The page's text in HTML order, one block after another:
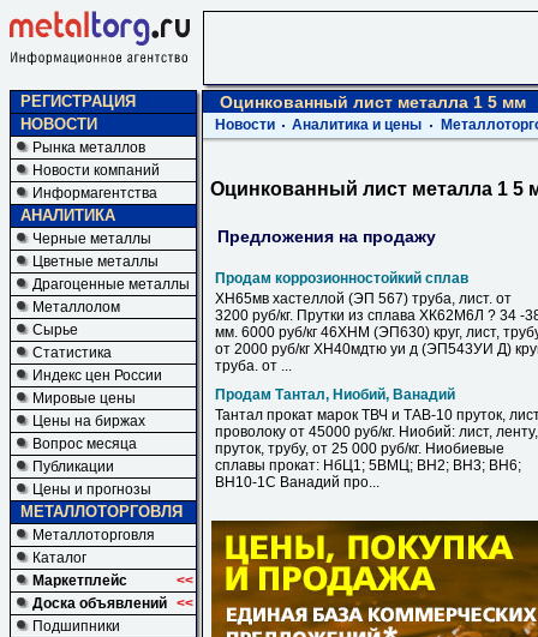
РЕГИСТРАЦИЯ
НОВОСТИ
Рынка металлов
Новости компаний
Информагентства
АНАЛИТИКА
Черные металлы
Цветные металлы
Драгоценные металлы
Металлолом
Сырье
Статистика
Индекс цен России
Мировые цены
Цены на биржах
Вопрос месяца
Публикации
Цены и прогнозы
МЕТАЛЛОТОРГОВЛЯ
Металлоторговля
Каталог
Маркетплейс
<<
Доска объявлений <<
Подшипники
Оцинкованный лист металла 1 5 мм
Новости Аналитика и цены
Оцинкованный лист металла 1 5
Предложения на продажу
Продам коррозионностойкий сплав
ХН65мв хастеллой (ЭП 567) труба, лист. от
3200 руб/кг. Прутки из сплава ХК62М6Л ? 34 -
мм. 6000 руб/кг 46ХНМ (ЭП630) круг, лист,
от 2000 руб/кг ХН40мдтю уи д (ЭП543УИ Д)
труба. от ...
Продам Тантал, Ниобий, Ванадий
Тантал прокат марок ТВЧ и ТАВ-10 пруток,
проволоку от 45000 руб/кг. Ниобий: лист, ленту,
пруток, трубу, от 25 000 руб/кг. Ниобиевые
сплавы прокат: НбЦ1; 5ВМЦ; ВН2; ВН3; ВН6;
ВН10-1С Ванадий про...